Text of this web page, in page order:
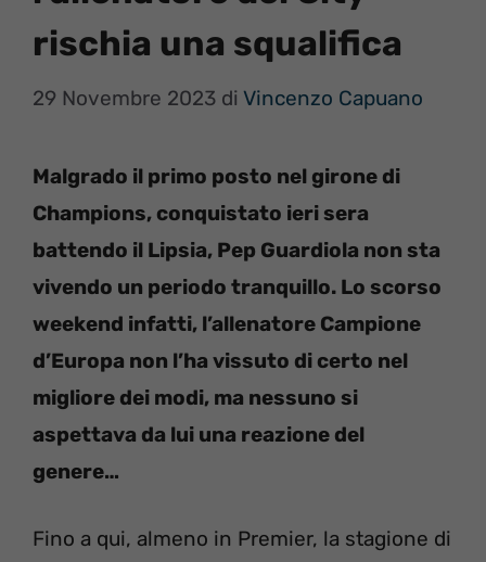
rischia una squalifica
29 Novembre 2023 di Vincenzo Capuano
Malgrado il primo posto nel girone di
Champions, conquistato ieri sera
battendo il Lipsia, Pep Guardiola non sta
vivendo un periodo tranquillo. Lo scorso
weekend infatti, l’allenatore Campione
d’Europa non l’ha vissuto di certo nel
migliore dei modi, ma nessuno si
aspettava da lui una reazione del
genere…
Fino a qui, almeno in Premier, la stagione di